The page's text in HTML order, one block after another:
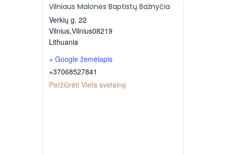
Vilniaus Malonės Baptistų Bažnyčia
Verkių g. 22
Vilnius,Vilnius08219
Lithuania
+ Google žemėlapis
+37068527841
Peržiūrėti Vieta svetainę